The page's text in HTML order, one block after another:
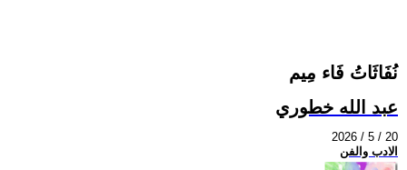
نُفَاثَاتُ فَاء مِيم
عبد الله خطوري
2026 / 5 / 20
الادب والفن